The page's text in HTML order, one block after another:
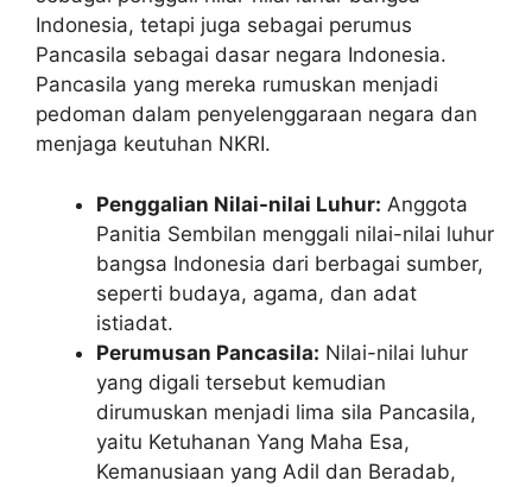
Indonesia, tetapi juga sebagai perumus
Pancasila sebagai dasar negara Indonesia.
Pancasila yang mereka rumuskan menjadi
pedoman dalam penyelenggaraan negara dan
menjaga keutuhan NKRI.
Penggalian Nilai-nilai Luhur: Anggota
Panitia Sembilan menggali nilai-nilai luhur
bangsa Indonesia dari berbagai sumber,
seperti budaya, agama, dan adat
istiadat.
Perumusan Pancasila: Nilai-nilai luhur
yang digali tersebut kemudian
dirumuskan menjadi lima sila Pancasila,
yaitu Ketuhanan Yang Maha Esa,
Kemanusiaan yang Adil dan Beradab,